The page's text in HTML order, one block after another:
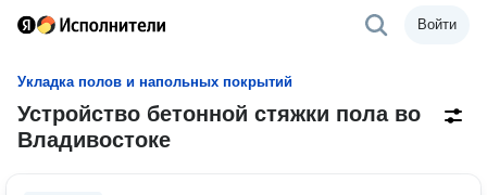
Войти
Укладка полов и напольных покрытий
Устройство бетонной стяжки пола во
Владивостоке